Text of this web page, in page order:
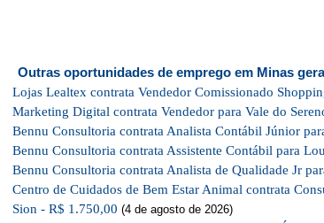
Outras oportunidades de emprego em Minas
Lojas Lealtex contrata Vendedor Comissionado
Marketing Digital contrata Vendedor para Vale do
Bennu Consultoria contrata Analista Contábil Júnior
Bennu Consultoria contrata Assistente Contábil para
Bennu Consultoria contrata Analista de Qualidade Jr
Centro de Cuidados de Bem Estar Animal contrata
Sion - R$ 1.750,00 (4 de agosto de 2026)